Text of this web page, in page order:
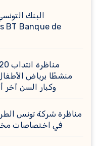
البنك
منشطًا برياض
وكبار السن آخر أجل
في اختصاصات مختلفة